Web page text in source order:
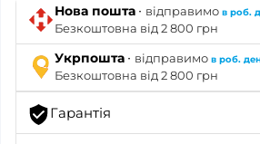
Нова пошта · відправимо в роб.
Безкоштовна від 2 800 грн
Укрпошта · відправимо в роб.
Безкоштовна від 2 800 грн
Гарантія